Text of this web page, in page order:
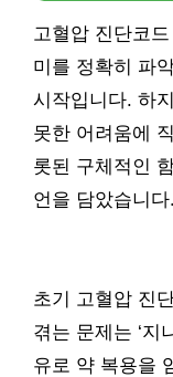
고혈압 진단코
미를 정확히 파
시작입니다. 하
못한 어려움에
롯된 구체적인
언을 담았습니다.
초기 고혈압 진
겪는 문제는 ‘지
유로 약 복용을